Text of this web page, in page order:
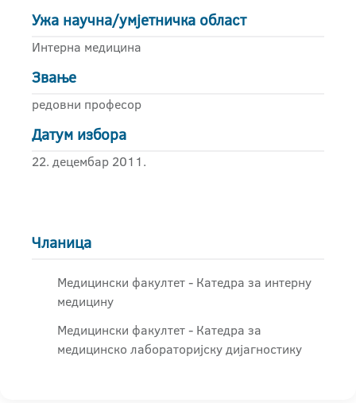
Ужа научна/умјетничка област
Интерна медицина
Звање
редовни професор
Датум избора
22. децембар 2011.
Чланица
Медицински факултет - Катедра за интерну
медицину
Медицински факултет - Катедра за
медицинско лабораторијску дијагностику